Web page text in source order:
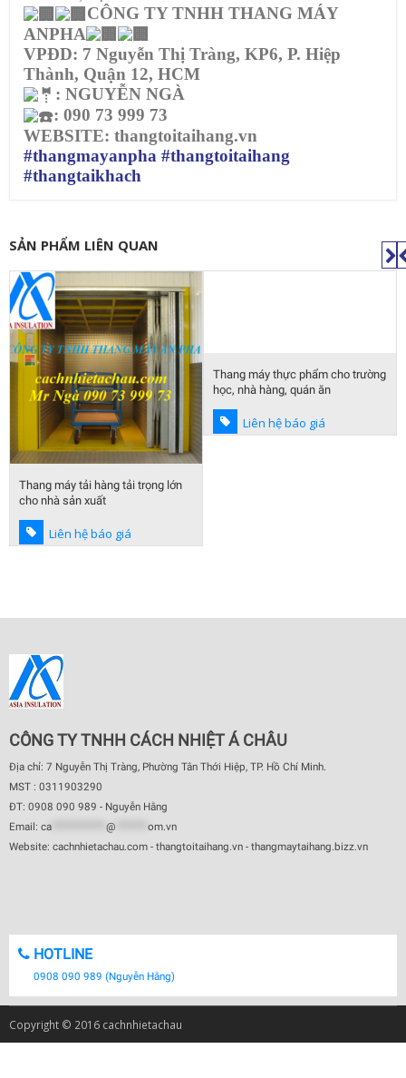
CÔNG TY TNHH THANG MÁY
ANPHA
VPĐD: 7 Nguyễn Thị Tràng, KP6, P. Hiệp
Thành, Quận 12, HCM
: NGUYỄN NGÀ
: 090 73 999 73
WEBSITE: thangtoitaihang.vn
#thangmayanpha #thangtoitaihang
#thangtaikhach
SẢN PHẨM LIÊN QUAN
Thang máy tải hàng tải trọng lớn
cho nhà sản xuất
Liên hệ báo giá
Thang máy thực phẩm cho trường
học, nhà hàng, quán ăn
Liên hệ báo giá
CÔNG TY TNHH CÁCH NHIỆT Á CHÂU
Địa chỉ: 7 Nguyễn Thị Tràng, Phường Tân Thới Hiệp, TP. Hồ Chí Minh.
MST : 0311903290
ĐT: 0908 090 989 - Nguyễn Hằng
Email: ca @
om.vn
Website: cachnhietachau.com - thangtoitaihang.vn - thangmaytaihang.bizz.vn
HOTLINE
0908 090 989 (Nguyễn Hằng)
Copyright © 2016 cachnhietachau